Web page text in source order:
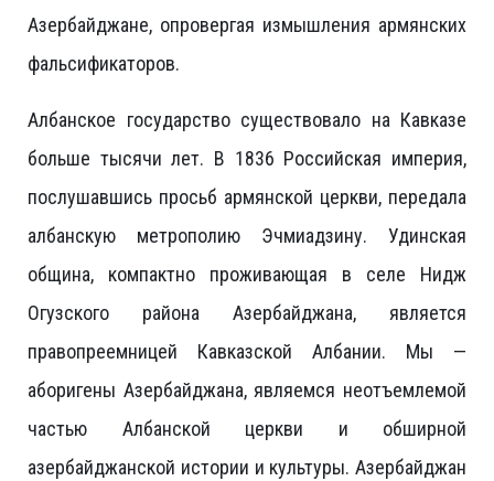
Азербайджане, опровергая измышления армянских
фальсификаторов.
Албанское государство существовало на Кавказе
больше тысячи лет. В 1836 Российская империя,
послушавшись просьб армянской церкви, передала
албанскую метрополию Эчмиадзину. Удинская
община, компактно проживающая в селе Нидж
Огузского района Азербайджана, является
правопреемницей Кавказской Албании. Мы —
аборигены Азербайджана, являемся неотъемлемой
частью Албанской церкви и обширной
азербайджанской истории и культуры. Азербайджан